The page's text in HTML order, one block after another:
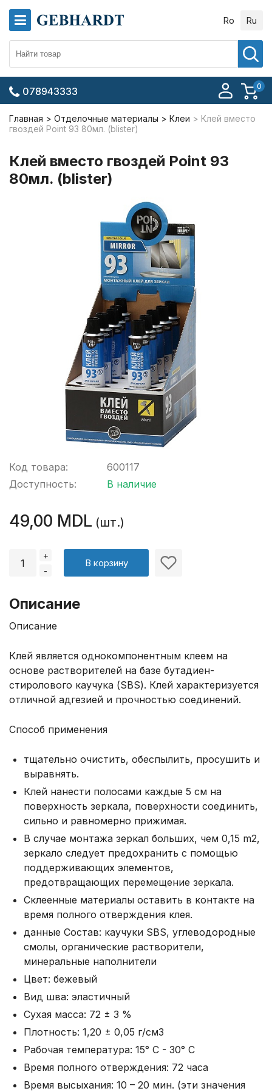
Ro Ru
0
078943333
Главная Отделочные материалы Клеи
Клей вместо
гвоздей Point 93 80мл. (blister)
Клей вместо гвоздей Point 93
80мл. (blister)
Код товара:
Доступность:
600117
В наличие
49,00 MDL (шт.)
+
-
В корзину
Описание
Описание
Клей является однокомпонентным клеем на
основе растворителей на базе бутадиен-
стиролового каучука (SBS). Клей характеризуется
отличной адгезией и прочностью соединений.
Способ применения
тщательно очистить, обеспылить, просушить и
выравнять.
Клей нанести полосами каждые 5 см на
поверхность зеркала, поверхности соединить,
сильно и равномерно прижимая.
В случае монтажа зеркал больших, чем 0,15 m2,
зеркало следует предохранить с помощью
поддерживающих элементов,
предотвращающих перемещение зеркала.
Склеенные материалы оставить в контакте на
время полного отверждения клея.
данные Состав: каучуки SBS, углеводородные
смолы, органические растворители,
минеральные наполнители
Цвет: бежевый
Вид шва: эластичный
Сухая масса: 72 ± 3 %
Плотность: 1,20 ± 0,05 г/см3
Рабочая температура: 15° C - 30° C
Время полного отверждения: 72 часа
Время высыхания: 10 – 20 мин. (эти значения